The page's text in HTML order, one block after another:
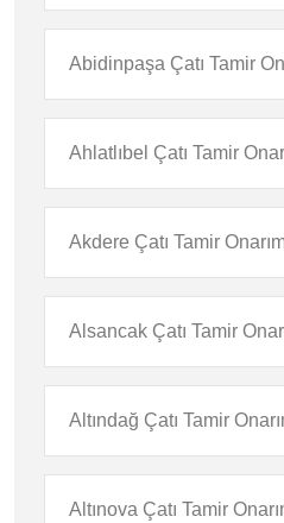
Abidinpaşa Çatı Tamir
Ahlatlıbel Çatı Tamir
Akdere Çatı Tamir
Alsancak Çatı Tamir
Altındağ Çatı Tamir
Altınova Çatı Tamir